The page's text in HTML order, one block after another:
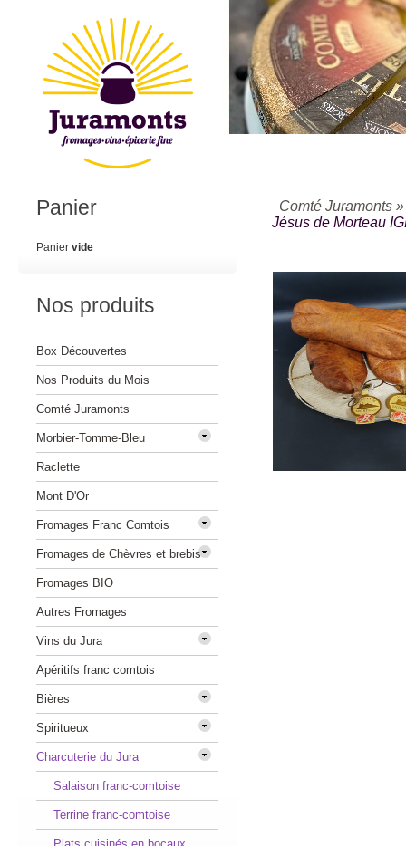
Comté Juramonts
Jésus de Morteau
Panier
Panier vide
Nos produits
Box Découvertes
Nos Produits du Mois
Comté Juramonts
Morbier-Tomme-Bleu
Raclette
Mont D'Or
Fromages Franc Comtois
Fromages de Chèvres et brebis
Fromages BIO
Autres Fromages
Vins du Jura
Apéritifs franc comtois
Bières
Spiritueux
Charcuterie du Jura
Salaison franc-comtoise
Terrine franc-comtoise